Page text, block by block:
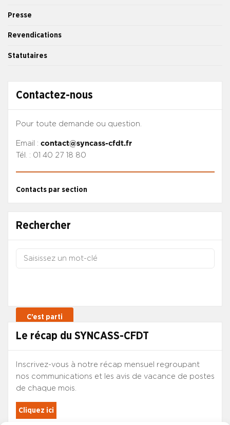
Presse
Revendications
Statutaires
Contactez-nous
Pour toute demande ou question.
Email : contact@syncass-cfdt.fr
Tél. : 01 40 27 18 80
Contacts par section
Rechercher
Le récap du SYNCASS-CFDT
Inscrivez-vous à notre récap mensuel regroupant
nos communications et les avis de vacance de postes
de chaque mois.
Cliquez ici